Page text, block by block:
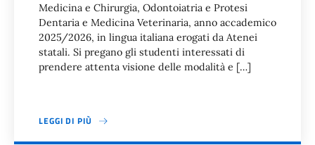
Medicina e Chirurgia, Odontoiatria e Protesi
Dentaria e Medicina Veterinaria, anno accademico
2025/2026, in lingua italiana erogati da Atenei
statali. Si pregano gli studenti interessati di
prendere attenta visione delle modalità e […]
LEGGI DI PIÙ